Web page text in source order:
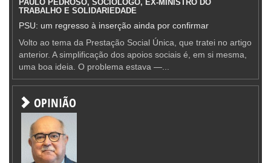
PAULO PEDROSO, SOCIÓLOGO, EX-MINISTRO DO
TRABALHO E SOLIDARIEDADE
PSU: um regresso à inserção ainda por confirmar
Volto ao tema da Prestação Social Única, que tratei no artigo
anterior. A simplificação dos apoios sociais é, em si mesma,
uma boa ideia. O problema estava —...
OPINIÃO